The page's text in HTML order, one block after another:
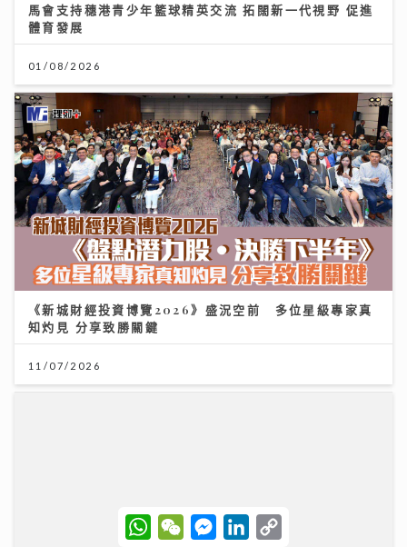
馬會支持穗港青少年籃球精英交流 拓闊新一代視野 促進
體育發展
01/08/2026
《新城財經投資博覽2026》盛況空前 多位星級專家真
知灼見 分享致勝關鍵
11/07/2026
W
h
W
e
M
e
L